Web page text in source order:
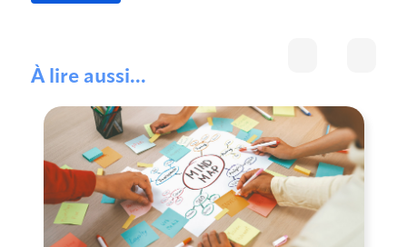
À lire aussi...